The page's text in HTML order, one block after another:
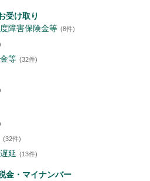
受け取り
障害保険金等 (8件)
等 (32件)
(32件)
延 (13件)
金・マイナンバー